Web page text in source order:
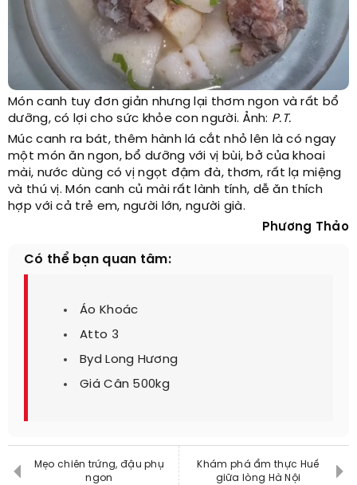
Món canh tuy đơn giản nhưng lại thơm ngon và rất bổ
dưỡng, có lợi cho sức khỏe con người. Ảnh: P.T.
Múc canh ra bát, thêm hành lá cắt nhỏ lên là có ngay
một món ăn ngon, bổ dưỡng với vị bùi, bở của khoai
mài, nước dùng có vị ngọt đậm đà, thơm, rất lạ miệng
và thú vị. Món canh củ mài rất lành tính, dễ ăn thích
hợp với cả trẻ em, người lớn, người già.
Phương Thảo
Có thể bạn quan tâm:
Áo Khoác
Atto 3
Byd Long Hương
Giá Cân 500kg
Mẹo chiên trứng, đậu phụ
ngon
Khám phá ẩm thực Huế
giữa lòng Hà Nội